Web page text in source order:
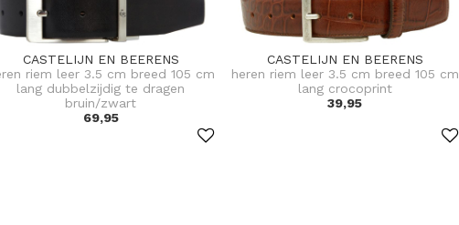
CASTELIJN EN BEERENS
riem leer 3.5 cm breed 105 cm
lang dubbelzijdig te dragen
bruin/zwart
69,95
CASTELIJN EN BEERENS
heren riem leer 3.5 cm breed 105 cm
lang crocoprint
39,95